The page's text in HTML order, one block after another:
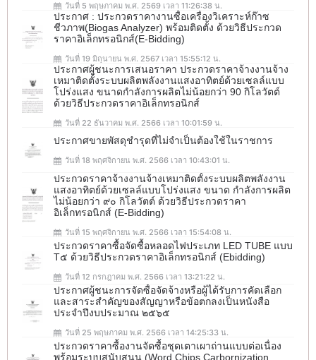
วันที่ 5 พฤษภาคม พ.ศ. 2569 เวลา 11:26:38 น.
ประกาศ : ประกวดราคางานซื้อเครื่องวิเคราะห์ก๊าซ
ชีวภาพ(ฺBiogas Analyzer) พร้อมติดตั้ง ด้วยวิธีประกวด
ราคาอิเล็กทรอนิกส์(e-Bidding)
วันที่ 19 มิถุนายน พ.ศ. 2567 เวลา 15:55:12 น.
ประกาศผู้ชนะการเสนอราคา ประกวดราคาจ้างงานจ้าง
เหมาติดตั้งระบบผลิตพลังงานแสงอาทิตย์ด้วยเซลล์แบบ
โปร่งแสง ขนาดกำลังการผลิตไม่น้อยกว่า 90 กิโลวัตต์
ด้วยวิธีประกวดราคาอิเล็กทรอนิกส์
วันที่ 22 ธันวาคม พ.ศ. 2566 เวลา 10:01:59 น.
ประกาศขายพัสดุชำรุดที่ไม่จำเป็นต้องใช้ในราชการ
วันที่ 18 พฤศจิกายน พ.ศ. 2566 เวลา 10:43:01 น.
ประกวดราคาจ้างงานจ้างเหมาติดตั้งระบบผลิตพลังงาน
แสงอาทิตย์ด้วยเซลล์แบบโปร่งแสง ขนาด กำลังการผลิต
ไม่น้อยกว่า ๙๐ กิโลวัตต์ ด้วยวิธีประกวดราคา
อิเล็กทรอนิกส์ (e-Bidding)
วันที่ 15 พฤศจิกายน พ.ศ. 2566 เวลา 15:54:08 น.
ประกวดราคาซื้อจัดซื้อหลอดไฟประเภท LED TUBE แบบ
T๕ ด้วยวิธีประกวดราคาอิเล็กทรอนิกส์ (ebidding)
วันที่ 12 กรกฎาคม พ.ศ. 2566 เวลา 13:21:22 น.
ประกาศผู้ชนะการจัดซื้อจัดจ้างหรือผู้ได้รับการคัดเลือก
และสาระสำคัญของสัญญาหรือข้อตกลงเป็นหนังสือ
ประจำปีงบประมาณ ๒๕๖๕
วันที่ 25 พฤษภาคม พ.ศ. 2566 เวลา 14:25:33 น.
ประกวดราคาซื้องานจัดซื้อชุดเตาเผาถ่านแบบต่อเนื่อง
พร้อมระบบสนับสนุน (Word Chips Carbornization